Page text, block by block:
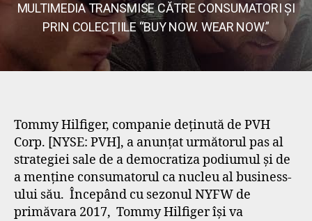
MULTIMEDIA TRANSMISE CĂTRE CONSUMATORI ŞI
PRIN COLECŢIILE “BUY NOW. WEAR NOW.”
Tommy Hilfiger, companie deținută de PVH
Corp. [NYSE: PVH], a anunțat următorul pas al
strategiei sale de a democratiza podiumul și de
a menține consumatorul ca nucleu al business-
ului său. Începând cu sezonul NYFW de
primăvara 2017, Tommy Hilfiger își va